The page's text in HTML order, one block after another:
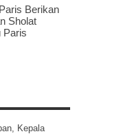
Berikan
Sholat
Paris
Kepala